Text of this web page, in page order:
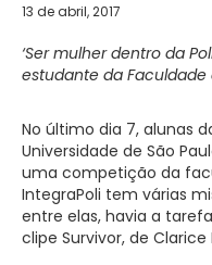
13 de abril, 2017
‘Ser mulher dentro da
estudante da Faculdade
No último dia 7, alunas
Universidade de São
uma competição da
IntegraPoli tem várias
entre elas, havia a
clipe Survivor, de Clarice